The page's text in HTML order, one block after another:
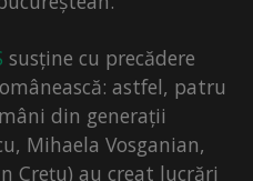
susține cu precădere
astfel, patru
din generații
Mihaela Vosganian,
Crețu) au creat lucrări